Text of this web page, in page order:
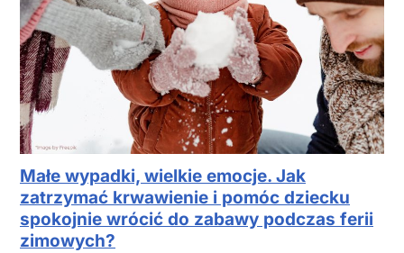
Małe wypadki, wielkie emocje. Jak
zatrzymać krwawienie i pomóc dziecku
spokojnie wrócić do zabawy podczas ferii
zimowych?